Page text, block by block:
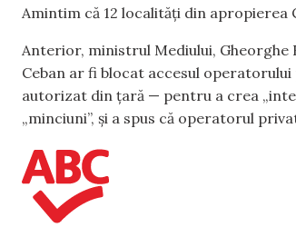
Amintim că 12 localități din apropierea
Anterior, ministrul Mediului, Gheorghe
Ceban ar fi blocat accesul
autorizat din țară — pentru a crea
„minciuni”, și a spus că operatorul